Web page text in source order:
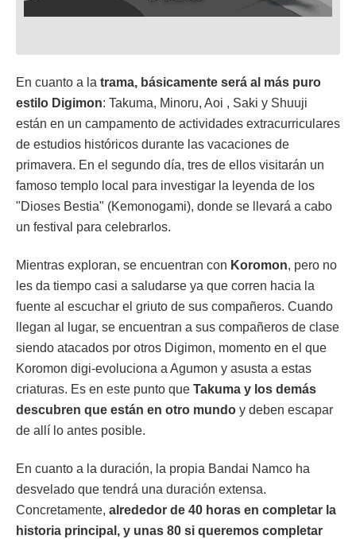
En cuanto a la trama, básicamente será al más puro
estilo Digimon: Takuma, Minoru, Aoi , Saki y Shuuji
están en un campamento de actividades extracurriculares
de estudios históricos durante las vacaciones de
primavera. En el segundo día, tres de ellos visitarán un
famoso templo local para investigar la leyenda de los
"Dioses Bestia" (Kemonogami), donde se llevará a cabo
un festival para celebrarlos.
Mientras exploran, se encuentran con Koromon, pero no
les da tiempo casi a saludarse ya que corren hacia la
fuente al escuchar el griuto de sus compañeros. Cuando
llegan al lugar, se encuentran a sus compañeros de clase
siendo atacados por otros Digimon, momento en el que
Koromon digi-evoluciona a Agumon y asusta a estas
criaturas. Es en este punto que Takuma y los demás
descubren que están en otro mundo y deben escapar
de allí lo antes posible.
En cuanto a la duración, la propia Bandai Namco ha
desvelado que tendrá una duración extensa.
Concretamente, alrededor de 40 horas en completar la
historia principal, y unas 80 si queremos completar